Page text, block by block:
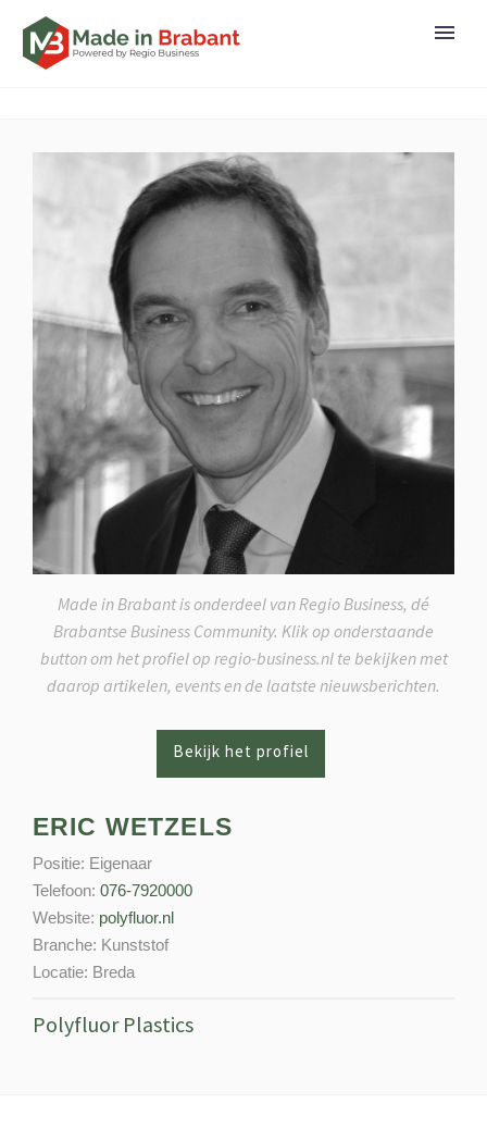
Made in Brabant is onderdeel van Regio Business, dé
Brabantse Business Community. Klik op onderstaande
button om het profiel op regio-business.nl te bekijken met
daarop artikelen, events en de laatste nieuwsberichten.
ERIC WETZELS
Positie: Eigenaar
Telefoon: 076-7920000
Website: polyfluor.nl
Branche: Kunststof
Locatie: Breda
Polyfluor Plastics